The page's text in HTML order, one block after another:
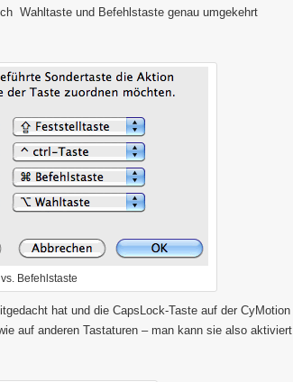
Wahltaste und Befehlstaste genau umgekehrt
Befehlstaste
hat und die CapsLock-Taste auf der CyMotion
auf anderen Tastaturen – man kann sie also aktiviert